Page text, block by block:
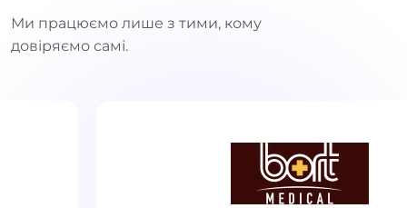
Ми працюємо лише з тими, кому
довіряємо самі.